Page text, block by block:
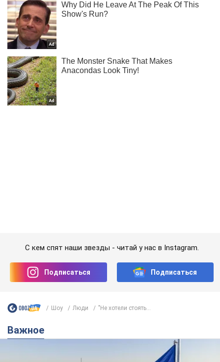
Какой была оригинальная версия гимна
Украины и почему ее боялась Российская
империя: об этом не рассказывают в школе